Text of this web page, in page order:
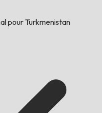
pour Turkmenistan